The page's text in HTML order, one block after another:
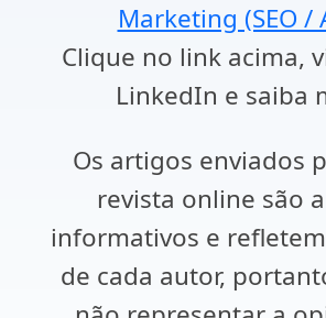
Marketing (SEO /
Clique no link acima,
LinkedIn e saiba
Os artigos enviados
revista online são
informativos e
de cada autor,